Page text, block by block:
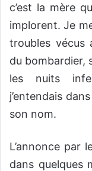
c’est la mère
implorent. Je
troubles vécus
du bombardier,
les nuits
j’entendais
son nom.
L’annonce par
dans quelques